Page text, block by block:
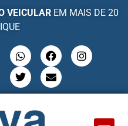
VEICULAREM MAIS DE 20